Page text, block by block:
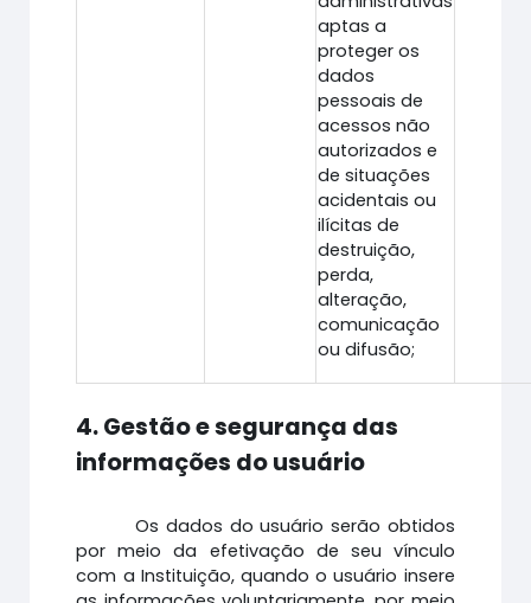
aptas a
proteger os
dados
pessoais de
acessos não
autorizados e
de situações
acidentais ou
ilícitas de
destruição,
perda,
alteração,
comunicação
ou difusão;
4. Gestão e segurança das
informações do usuário
Os dados do usuário serão obtidos
por meio da efetivação de seu vínculo
com a Instituição, quando o usuário insere